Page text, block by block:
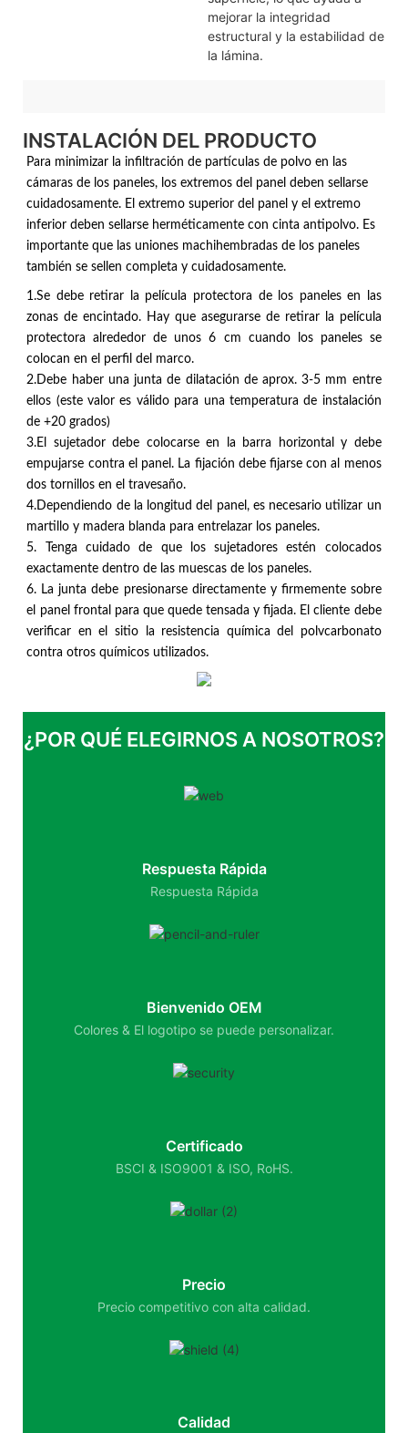
mejorar la integridad
estructural y la estabilidad de
la lámina.
INSTALACIÓN DEL PRODUCTO
Para minimizar la infiltración de partículas de polvo en las
cámaras de los paneles, los extremos del panel deben sellarse
cuidadosamente. El extremo superior del panel y el extremo
inferior deben sellarse herméticamente con cinta antipolvo. Es
importante que las uniones machihembradas de los paneles
también se sellen completa y cuidadosamente.
1.Se debe retirar la película protectora de los paneles en las
zonas de encintado. Hay que asegurarse de retirar la película
protectora alrededor de unos 6 cm cuando los paneles se
colocan en el perfil del marco.
2.Debe haber una junta de dilatación de aprox. 3-5 mm entre
ellos (este valor es válido para una temperatura de instalación
de +20 grados)
3.El sujetador debe colocarse en la barra horizontal y debe
empujarse contra el panel. La fijación debe fijarse con al menos
dos tornillos en el travesaño.
4.Dependiendo de la longitud del panel, es necesario utilizar un
martillo y madera blanda para entrelazar los paneles.
5. Tenga cuidado de que los sujetadores estén colocados
exactamente dentro de las muescas de los paneles.
6. La junta debe presionarse directamente y firmemente sobre
el panel frontal para que quede tensada y fijada. El cliente debe
verificar en el sitio la resistencia química del polvcarbonato
contra otros químicos utilizados.
¿POR QUÉ ELEGIRNOS A NOSOTROS?
Respuesta Rápida
Respuesta Rápida
Bienvenido OEM
Colores & El logotipo se puede personalizar.
Certificado
BSCI & ISO9001 & ISO, RoHS.
Precio
Precio competitivo con alta calidad.
Calidad